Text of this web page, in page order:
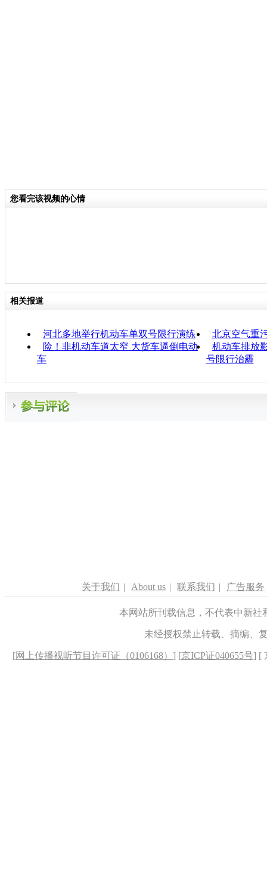
分类名称：CNSTV
您看完该视频的心情
相关报道
河北多地举行机动车单双号限行演练
北京空气重
险！非机动车道太窄 大货车逼倒电动
车
机动车排放
号限行治霾
关于我们 | About us | 联系我们 | 广告服务
本网站所刊载信息，不代表中新
未经授权禁止转载、摘编、
[网上传播视听节目许可证（0106168） ] [京ICP证040655号] [